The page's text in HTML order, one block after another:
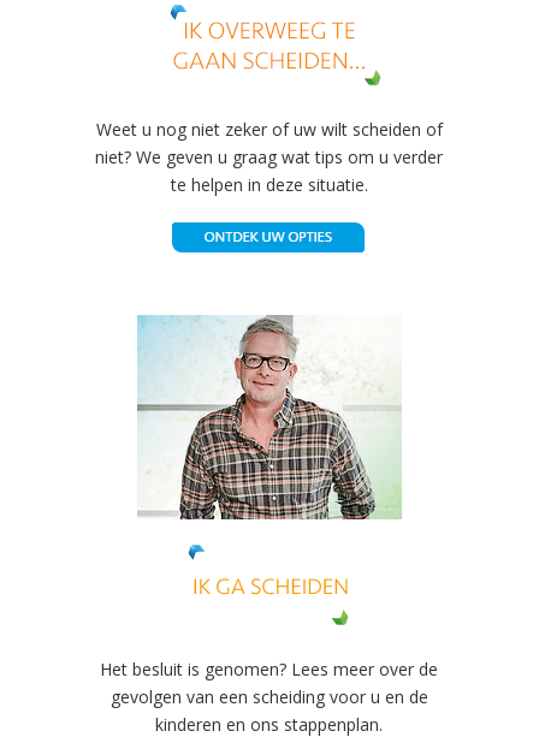
Weet u nog niet zeker of uw wilt scheiden of
niet? We geven u graag wat tips om u verder
te helpen in deze situatie.
Het besluit is genomen? Lees meer over de
gevolgen van een scheiding voor u en de
kinderen en ons stappenplan.